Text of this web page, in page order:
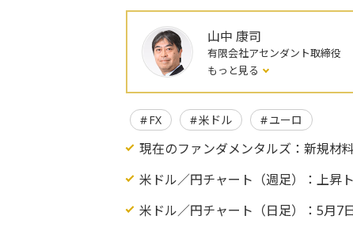
山中 康司
有限会社アセンダント取締役
もっと見る
FX 米ドル ユーロ
現在のファンダメンタルズ：新規材
米ドル／円チャート（週足）：上昇
米ドル／円チャート（日足）：5月7